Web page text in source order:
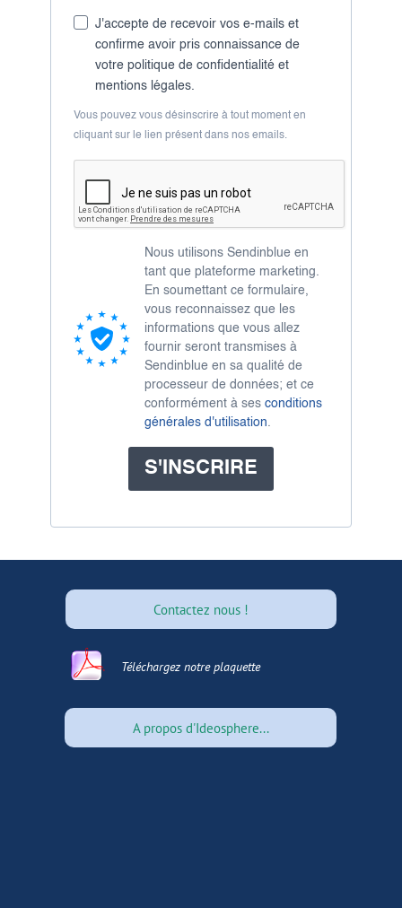
Contactez nous !
A propos d'Ideosphere...
Téléchargez notre plaquette
J'accepte de recevoir vos e-mails et
confirme avoir pris connaissance de
votre politique de confidentialité et
mentions légales.
Vous pouvez vous désinscrire à tout moment en
cliquant sur le lien présent dans nos emails.
Nous utilisons Sendinblue en
tant que plateforme marketing.
En soumettant ce formulaire,
vous reconnaissez que les
informations que vous allez
fournir seront transmises à
Sendinblue en sa qualité de
processeur de données; et ce
conformément à ses conditions
générales d'utilisation.
S'INSCRIRE